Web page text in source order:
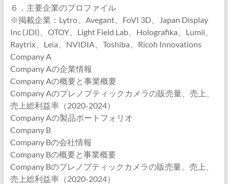
６．主要企業のプロファイル
※掲載企業：Lytro、Avegant、FoVI 3D、Japan Display
Inc (JDI)、OTOY、Light Field Lab、Holografika、Lumii、
Raytrix、Leia、NVIDIA、Toshiba、Ricoh Innovations
Company A
Company Aの企業情報
Company Aの概要と事業概要
Company Aのプレノプティックカメラの販売量、売上、
売上総利益率（2020-2024）
Company Aの製品ポートフォリオ
Company B
Company Bの会社情報
Company Bの概要と事業概要
Company Bのプレノプティックカメラの販売量、売上、
売上総利益率（2020-2024）